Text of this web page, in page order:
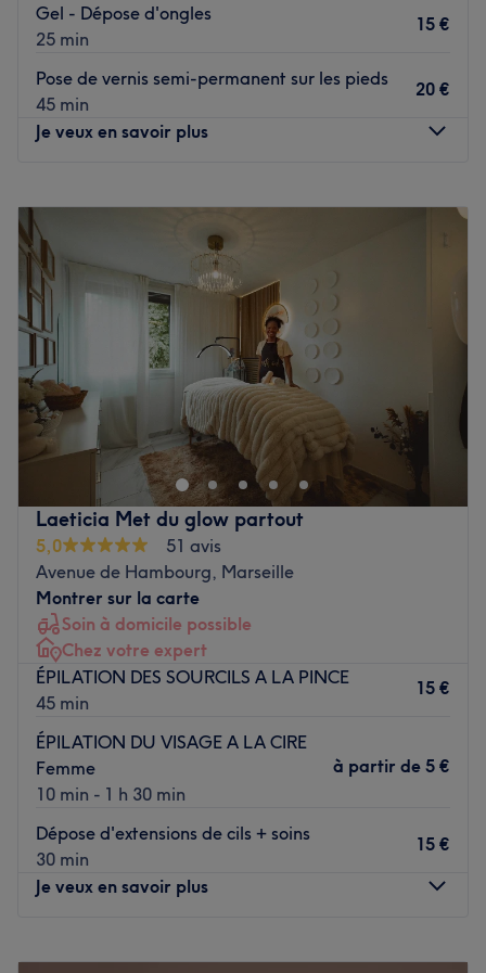
Gel - Dépose d'ongles
25 min
15 €
Pose de vernis semi-permanent sur les pieds
45 min
20 €
Je veux en savoir plus
Mercredi
Jeudi
Vendredi
09:00
Samedi
09:00
Dimanche
Bienvenue chez Jellynail's un espace d'onglerie installé à
Plan-de-Cuques, où la perfection rencontre l'expertise
avec Lilia prothésiste ongulaire passionnée. Offrant des
prestations sur mesure, elle vous invite à découvrir l'art
de la manucure et de la pose d'ongles dans un cadre
raffiné. Plongez dans un univers de créativité et de
tendances, et réservez dès maintenant pour sublimer vos
mains avec des designs uniques.
Transport public le plus proche
L'arrêt de bus Bougainville (ligne 144S) est à seulement
une minute à pied.
L’équipe
C'est l'experte Lilia qui vous accueille chaleureusement
chez elle dans une pièce dédiée, afin de vous proposer
Nos coups de cœur :
L’atmosphère : découvrez un cadre cocooning à la
Laeticia Met du glow partout
5,0
51 avis
Avenue de Hambourg, Marseille
Montrer sur la carte
Soin à domicile possible
Chez votre expert
ÉPILATION DES SOURCILS A LA PINCE
45 min
15 €
ÉPILATION DU VISAGE A LA CIRE
Femme
10 min - 1 h 30 min
à partir de 5 €
Dépose d'extensions de cils + soins
30 min
15 €
Je veux en savoir plus